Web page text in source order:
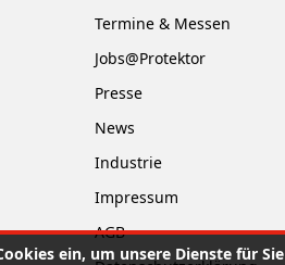
ein, um unsere Dienste für Sie
Termine & Messen
Jobs@Protektor
Presse
News
Industrie
Impressum
AGB